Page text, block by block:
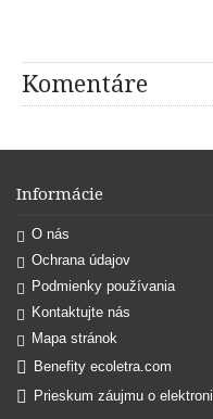
Komentáre
Informácie
O nás
Ochrana údajov
Podmienky používania
Kontaktujte nás
Mapa stránok
Benefity ecoletra.com
Prieskum záujmu o